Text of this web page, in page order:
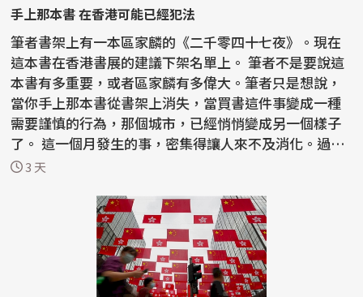
手上那本書 在香港可能已經犯法
筆者書架上有一本區家麟的《二千零四十七夜》。現在
這本書在香港書展的建議下架名單上。 筆者不是要說這
本書有多重要，或者區家麟有多偉大。筆者只是想說，
當你手上那本書從書架上消失，當買書這件事變成一種
需要謹慎的行為，那個城市，已經悄悄變成另一個樣子
了。 這一個月發生的事，密集得讓人來不及消化。過去
半...3 天